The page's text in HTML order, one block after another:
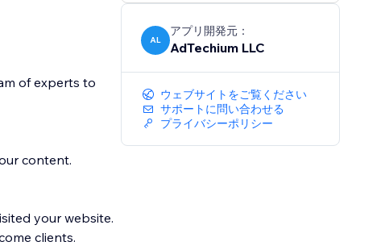
of experts to
content.
your website.
clients.
AL
アプリ開発元：
AdTechium LLC
ウェブサイトをご覧ください
サポートに問い合わせる
プライバシーポリシー